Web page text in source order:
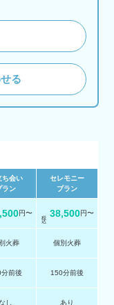
る
ち会い
ラン
セレモニー
プラン
円〜 38,500円〜
火葬 個別火葬
前後 150分前後
し あり